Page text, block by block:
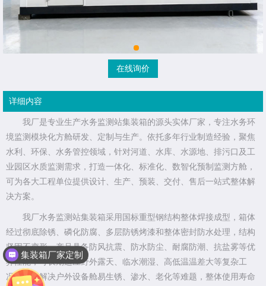
在线询价
详细内容
我厂是专业生产水务监测站集装箱的源头实体厂家，专注水务环
境监测模块化方舱研发、定制与生产。依托多年行业制造经验，聚焦
水利、环保、水务管控领域，针对河道、水库、水源地、排污口及工
业园区水质监测需求，打造一体化、标准化、数智化预制监测方舱，
可为各大工程单位提供设计、生产、预装、交付、售后一站式整体解
决方案。
我厂水务监测站集装箱采用国标重型钢结构整体焊接成型，箱体
经过彻底除锈、磷化防腐、多层防锈烤漆和整体密封防水处理，结构
坚固不变形。产品具备防风抗震、防水防尘、耐腐防潮、抗盐雾等优
异性能，可长期适应野外露天、临水潮湿、高低温温差大等复杂工
况，有效解决户外设备舱易生锈、渗水、老化等难题，整体使用寿命
集装箱厂家定制